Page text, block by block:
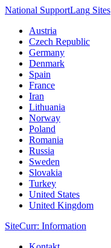
National SupportLang Sites
Austria
Czech Republic
Germany
Denmark
Spain
France
Iran
Lithuania
Norway
Poland
Romania
Russia
Sweden
Slovakia
Turkey
United States
United Kingdom
SiteCurr: Information